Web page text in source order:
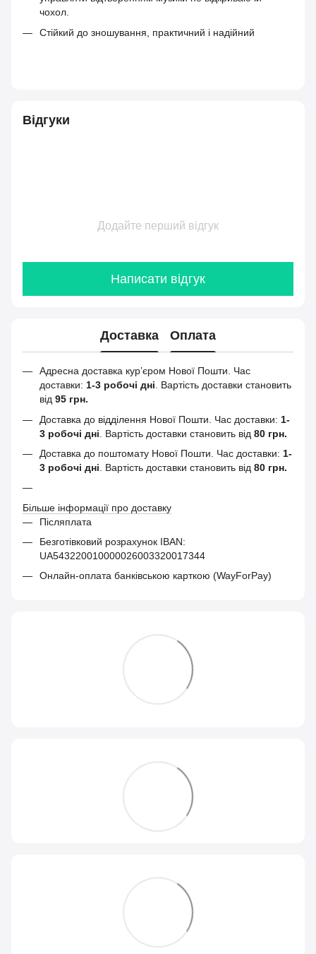
чохол.
Стійкий до зношування, практичний і надійний
Відгуки
Додайте перший відгук
Написати відгук
Доставка Оплата
Адресна доставка кур’єром Нової Пошти.
Час
доставки: 1-3 робочі дні . Вартість доставки становить
від 95 грн.
Доставка до відділення Нової Пошти. Час доставки: 1-
3 робочі дні . Вартість доставки становить від 80 грн.
Доставка до поштомату Нової Пошти. Час доставки: 1-
3 робочі дні . Вартість доставки становить від 80 грн.
Більше інформації про доставку
Післяплата
Безготівковий розрахунок IBAN:
UA543220010000026003320017344
Онлайн-оплата банківською карткою (WayForPay)